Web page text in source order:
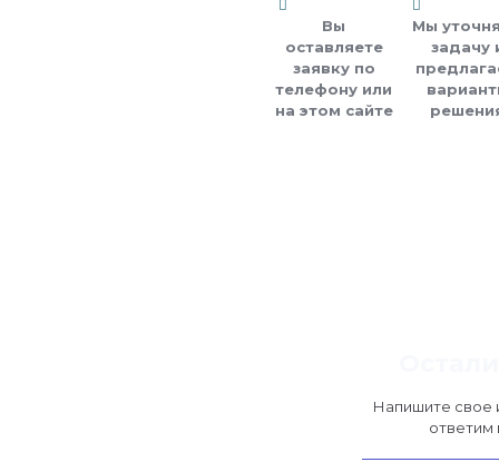
Вы
оставляете
заявку по
телефону или
на этом сайте
Мы
задачу
Напишите свое
ответим